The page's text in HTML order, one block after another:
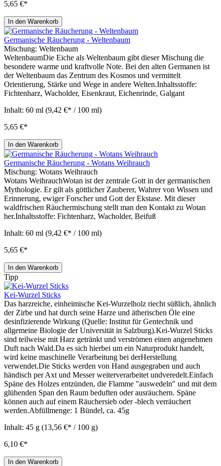
5,65 €*
In den Warenkorb
Germanische Räucherung - Weltenbaum
Mischung: Weltenbaum
WeltenbaumDie Eiche als Weltenbaum gibt dieser Mischung die
besondere warme und kraftvolle Note. Bei den alten Germanen ist
der Weltenbaum das Zentrum des Kosmos und vermittelt
Orientierung, Stärke und Wege in andere Welten.Inhaltsstoffe:
Fichtenharz, Wacholder, Eisenkraut, Eichenrinde, Galgant
Inhalt: 60 ml (9,42 €* / 100 ml)
5,65 €*
In den Warenkorb
Germanische Räucherung - Wotans Weihrauch
Mischung: Wotans Weihrauch
Wotans WeihrauchWotan ist der zentrale Gott in der germanischen
Mythologie. Er gilt als göttlicher Zauberer, Wahrer von Wissen und
Erinnerung, ewiger Forscher und Gott der Ekstase. Mit dieser
waldfrischen Räuchermischung stellt man den Kontakt zu Wotan
her.Inhaltsstoffe: Fichtenharz, Wacholder, Beifuß
Inhalt: 60 ml (9,42 €* / 100 ml)
5,65 €*
In den Warenkorb
Tipp
Kei-Wurzel Sticks
Das harzreiche, einheimische Kei-Wurzelholz riecht süßlich, ähnlich
der Zirbe und hat durch seine Harze und ätherischen Öle eine
desinfizierende Wirkung (Quelle: Institut für Gentechnik und
allgemeine Biologie der Universität in Salzburg).Kei-Wurzel Sticks
sind teilweise mit Harz getränkt und verströmen einen angenehmen
Duft nach Wald.Da es sich hierbei um ein Naturprodukt handelt,
wird keine maschinelle Verarbeitung bei derHerstellung
verwendet.Die Sticks werden von Hand ausgegraben und auch
händisch per Axt und Messer weiterverarbeitet undveredelt.Einfach
Späne des Holzes entzünden, die Flamme "auswedeln" und mit dem
glühenden Span den Raum beduften oder ausräuchern. Späne
können auch auf einem Räuchersieb oder -blech verräuchert
werden.Abfüllmenge: 1 Bündel, ca. 45g
Inhalt: 45 g (13,56 €* / 100 g)
6,10 €*
In den Warenkorb